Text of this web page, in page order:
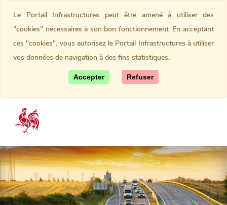
Le Portail Infrastructures peut être amené à utiliser des
"cookies" nécessaires à son bon fonctionnement. En acceptant
ces "cookies", vous autorisez le Portail Infrastructures à utiliser
vos données de navigation à des fins statistiques.
Accepter Refuser